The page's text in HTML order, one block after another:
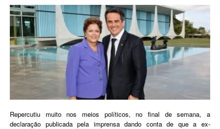
Repercutiu muito nos meios políticos, no final de semana, a
declaração publicada pela imprensa dando conta de que a ex-